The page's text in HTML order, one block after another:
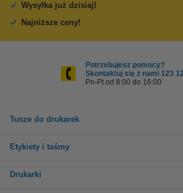
Wysyłka już dzisiaj!
Najniższe ceny!
Potrzebujesz pomocy?
Skontaktuj się z nami 123
Pn-Pt od 8:00 do 16:00
Tusze do drukarek
Etykiety i taśmy
Drukarki